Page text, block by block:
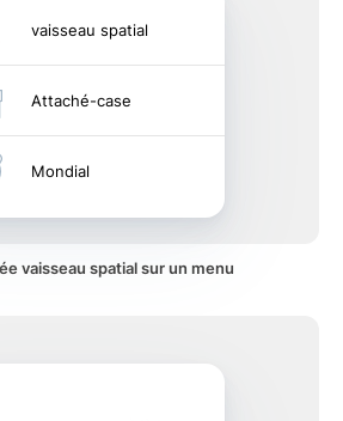
vaisseau spatial
Attaché-case
Mondial
vaisseau spatial sur un menu